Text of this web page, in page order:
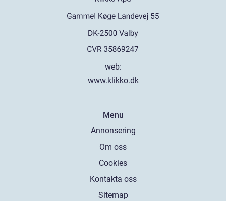
web:
www.klikko.dk
Menu
Annonsering
Om oss
Cookies
Kontakta oss
Sitemap